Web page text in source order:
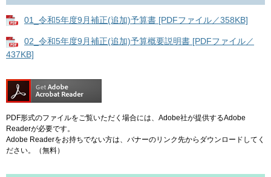
01_令和5年度9月補正(追加)予算書 [PDFファイル／358KB]
02_令和5年度9月補正(追加)予算概要説明書 [PDFファイル／
437KB]
PDF形式のファイルをご覧いただく場合には、Adobe社が提供するAdobe
Readerが必要です。
Adobe Readerをお持ちでない方は、バナーのリンク先からダウンロードしてく
ださい。（無料）